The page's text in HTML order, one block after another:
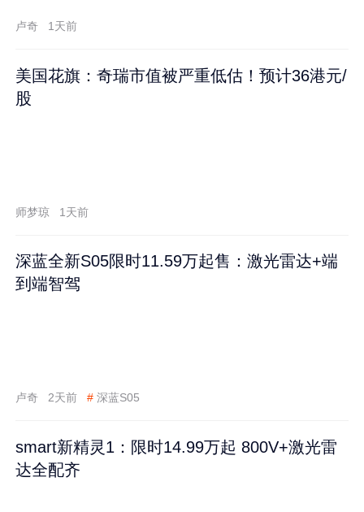
卢奇 1天前
美国花旗：奇瑞市值被严重低估！预计36港元/
股
师梦琼 1天前
深蓝全新S05限时11.59万起售：激光雷达+端
到端智驾
卢奇 2天前 # 深蓝S05
smart新精灵1：限时14.99万起 800V+激光雷
达全配齐